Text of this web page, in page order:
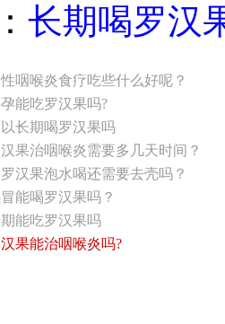
长期喝罗汉
咽喉炎食疗吃些什么好呢？
能吃罗汉果吗?
长期喝罗汉果吗
果治咽喉炎需要多几天时间？
汉果泡水喝还需要去壳吗？
能喝罗汉果吗？
能吃罗汉果吗
果能治咽喉炎吗?